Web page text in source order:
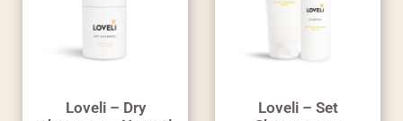
Loveli – Dry
Loveli – Set